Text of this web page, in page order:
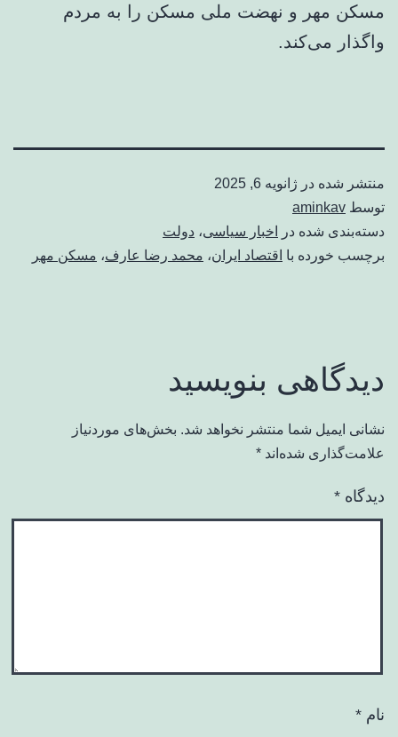
مسکن مهر و نهضت ملی مسکن را به مردم
واگذار می‌کند.
منتشر شده در ژانویه 6, 2025
توسط aminkav
دسته‌بندی شده در
اخبار سیاسی، دولت
برچسب خورده با اقتصاد ایران، محمد رضا عارف، مسکن مهر
دیدگاهی بنویسید
نشانی ایمیل شما منتشر نخواهد شد. بخش‌های موردنیاز
علامت‌گذاری شده‌اند *
دیدگاه *
نام *